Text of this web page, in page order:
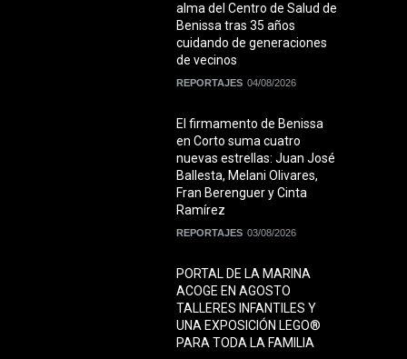
alma del Centro de Salud de
Benissa tras 35 años
cuidando de generaciones
de vecinos
REPORTAJES 04/08/2026
El firmamento de Benissa
en Corto suma cuatro
nuevas estrellas: Juan José
Ballesta, Melani Olivares,
Fran Berenguer y Cinta
Ramírez
REPORTAJES 03/08/2026
PORTAL DE LA MARINA
ACOGE EN AGOSTO
TALLERES INFANTILES Y
UNA EXPOSICIÓN LEGO®
PARA TODA LA FAMILIA